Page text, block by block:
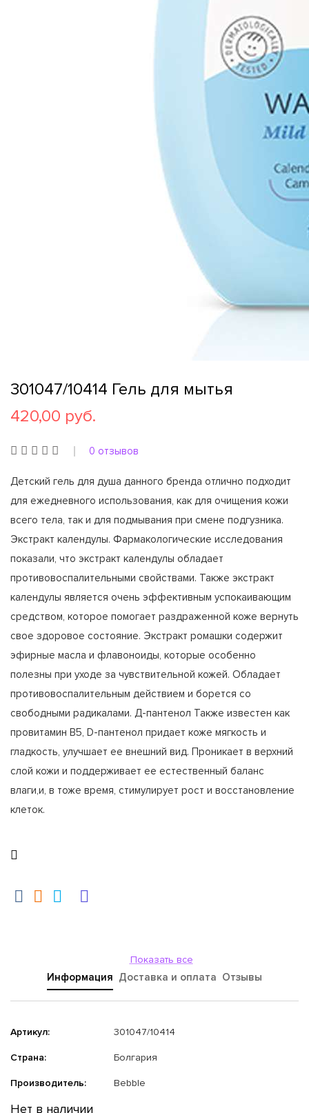
301047/10414 Гель для мытья
420,00 руб.
0 отзывов
Детский гель для душа данного бренда отлично подходит
для ежедневного использования, как для очищения кожи
всего тела, так и для подмывания при смене подгузника.
Экстракт календулы. Фармакологические исследования
показали, что экстракт календулы обладает
противовоспалительными свойствами. Также экстракт
календулы является очень эффективным успокаивающим
средством, которое помогает раздраженной коже вернуть
свое здоровое состояние. Экстракт ромашки содержит
эфирные масла и флавоноиды, которые особенно
полезны при уходе за чувствительной кожей. Обладает
противовоспалительным действием и борется со
свободными радикалами. Д-пантенол Также известен как
провитамин B5, D-пантенол придает коже мягкость и
гладкость, улучшает ее внешний вид. Проникает в верхний
слой кожи и поддерживает ee естественный баланс
влаги,и, в тоже время, стимулирует рост и восстановление
клеток.
Показать все
Информация Доставка и оплата Отзывы
Артикул: 301047/10414
Страна: Болгария
Производитель: Bebble
Нет в наличии